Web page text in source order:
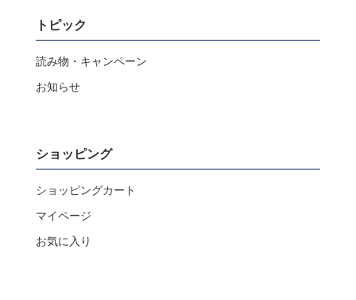
トピック
読み物・キャンペーン
お知らせ
ショッピング
ショッピングカート
マイページ
お気に入り